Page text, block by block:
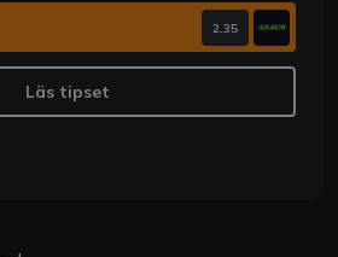
2.35
Läs tipset